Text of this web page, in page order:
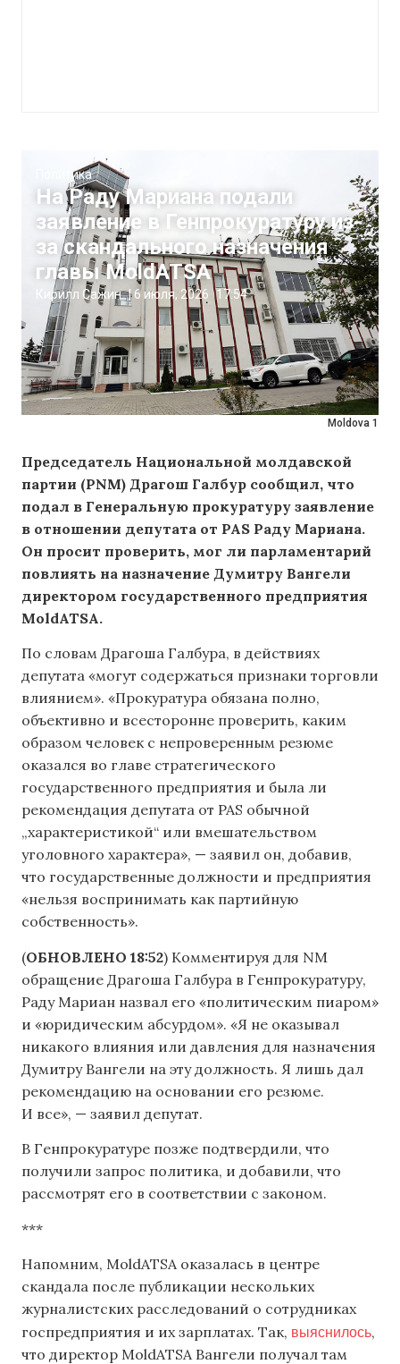
Moldova 1
Политика
На Раду Мариана подали
заявление в Генпрокуратуру из-
за скандального назначения
главы MoldATSA
Кирилл Сажин | 6 июля, 2026 17:54
Председатель Национальной молдавской
партии (PNM) Драгош Галбур сообщил, что
подал в Генеральную прокуратуру заявление
в отношении депутата от PAS Раду Мариана.
Он просит проверить, мог ли парламентарий
повлиять на назначение Думитру Вангели
директором государственного предприятия
MoldATSA.
По словам Драгоша Галбура, в действиях
депутата «могут содержаться признаки торговли
влиянием». «Прокуратура обязана полно,
объективно и всесторонне проверить, каким
образом человек с непроверенным резюме
оказался во главе стратегического
государственного предприятия и была ли
рекомендация депутата от PAS обычной
„характеристикой“ или вмешательством
уголовного характера», — заявил он, добавив,
что государственные должности и предприятия
«нельзя воспринимать как партийную
собственность».
(ОБНОВЛЕНО 18:52) Комментируя для NM
обращение Драгоша Галбура в Генпрокуратуру,
Раду Мариан назвал его «политическим пиаром»
и «юридическим абсурдом». «Я не оказывал
никакого влияния или давления для назначения
Думитру Вангели на эту должность. Я лишь дал
рекомендацию на основании его резюме.
И все», — заявил депутат.
В Генпрокуратуре позже подтвердили, что
получили запрос политика, и добавили, что
рассмотрят его в соответствии с законом.
***
Напомним, MoldATSA оказалась в центре
скандала после публикации нескольких
журналистских расследований о сотрудниках
госпредприятия и их зарплатах. Так, выяснилось,
что директор MoldATSA Вангели получал там